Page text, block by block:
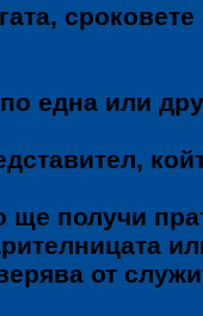
сроковете
една или
ще получи
от